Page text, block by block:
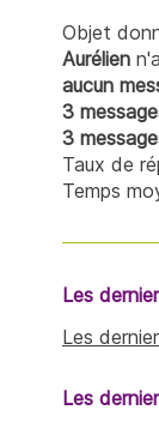
Objet
Aurélien
aucun
3
3
Taux de
Temps
Les
Les
Les